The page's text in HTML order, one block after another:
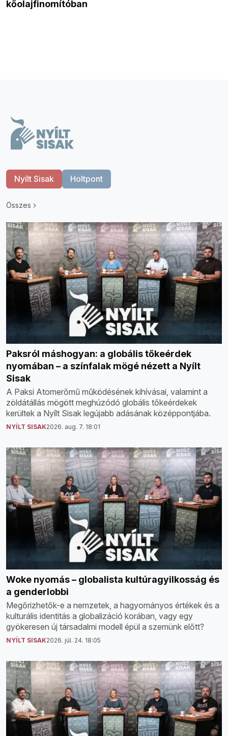
kőolajfinomítóban
Nyílt Sisak Holtpont
Összes
Paksról máshogyan: a globális tőkeérdek
nyomában – a színfalak mögé nézett a Nyílt
Sisak
A Paksi Atomerőmű működésének kihívásai, valamint a
zöldátállás mögött meghúzódó globális tőkeérdekek
kerültek a Nyílt Sisak legújabb adásának középpontjába.
NYÍLT SISAK2026. aug. 7. 18:01
Woke nyomás – globalista kultúragyilkosság és
a genderlobbi
Megőrizhetők-e a nemzetek, a hagyományos értékek és a
kulturális identitás a globalizáció korában, vagy egy
gyökeresen új társadalmi modell épül a szemünk előtt?
NYÍLT SISAK2026. júl. 24. 18:05